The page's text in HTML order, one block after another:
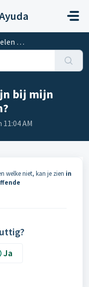
bij mijn
AM
welke niet, kan je zien in
Ja